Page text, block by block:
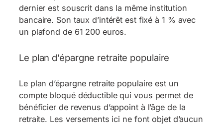
dernier est souscrit dans la même institution
bancaire. Son taux d’intérêt est fixé à 1 % avec
un plafond de 61 200 euros.
Le plan d’épargne retraite populaire
Le plan d’épargne retraite populaire est un
compte bloqué déductible qui vous permet de
bénéficier de revenus d’appoint à l’âge de la
retraite. Les versements ici ne font objet d’aucun